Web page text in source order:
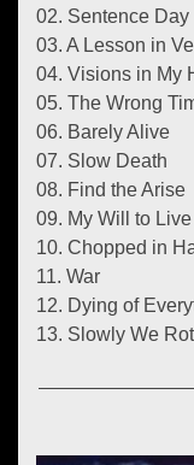
02. Sentence Day
03. A Lesson in
04. Visions in My
05. The Wrong
06. Barely Alive
07. Slow Death
08. Find the Arise
09. My Will to Live
10. Chopped in
11. War
12. Dying of
13. Slowly We Rot